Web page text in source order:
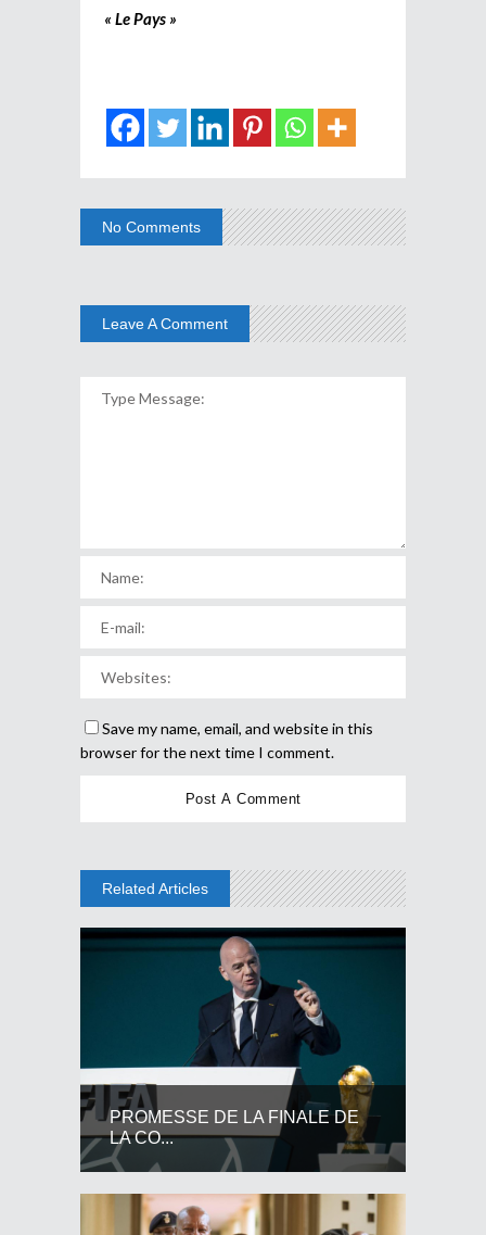
« Le Pays »
No Comments
Leave A Comment
Save my name, email, and website in this
browser for the next time I comment.
Related Articles
PROMESSE DE LA FINALE DE
LA CO...